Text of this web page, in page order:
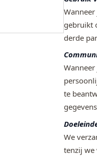
gebruikt
derde
te
We
tenzij we